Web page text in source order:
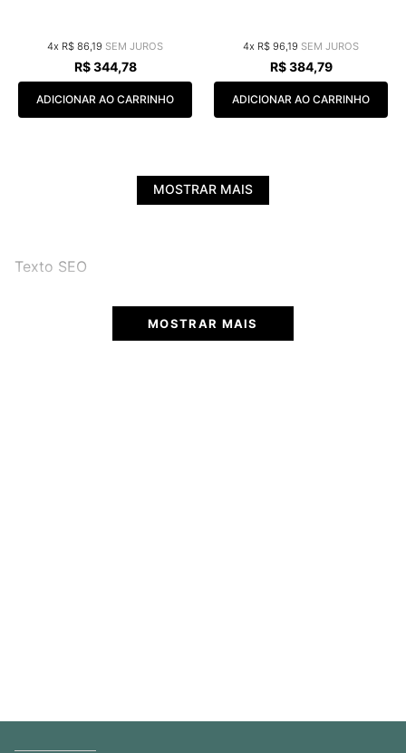
4 R$ 86 19
R$ 344,78
ADICIONAR AO CARRINHO
4 R$ 96 19
R$ 384,79
ADICIONAR AO CARRINHO
MOSTRAR MAIS
Texto SEO
MOSTRAR MAIS